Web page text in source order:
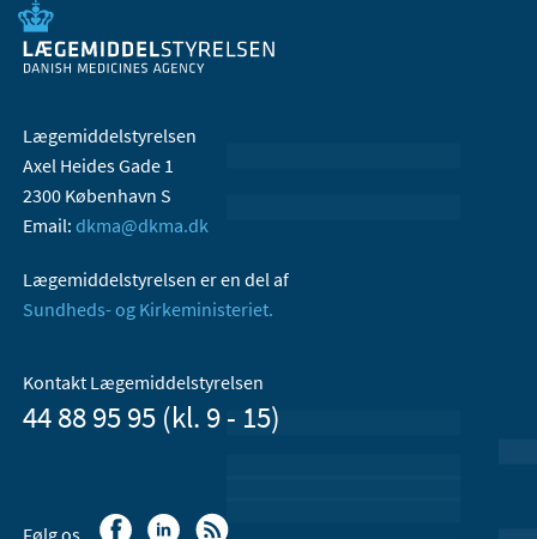
Lægemiddelstyrelsen
Axel Heides Gade 1
2300 København S
Email: dkma@dkma.dk
Lægemiddelstyrelsen er en del af
Sundheds- og Kirkeministeriet.
Kontakt Lægemiddelstyrelsen
44 88 95 95 (kl. 9 - 15)
Følg os